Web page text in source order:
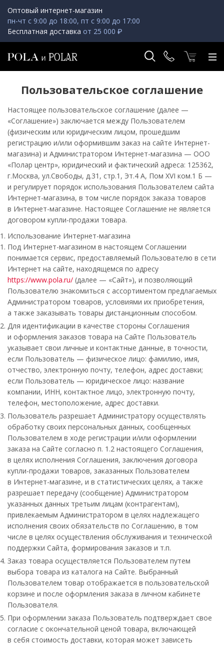
Оптовый интернет-магазин
пн-чт с 9:00 до 18:00, пт с 9:00 до 17:00
Бесплатная доставка от 25 000 ₽
Пользовательское соглашение
Настоящее пользовательское соглашение (далее —
«Соглашение») заключается между Пользователем
(физическим или юридическим лицом, прошедшим
регистрацию и/или оформившим заказ на сайте Интернет-
магазина) и Администратором Интернет-магазина — ООО
«Полар центр», юридический и фактический адреса: 125362,
г.Москва, ул.Свободы, д.31, стр.1, Эт.4 А, Пом XVI ком.1 Б —
и регулирует порядок использования Пользователем сайта
Интернет-магазина, в том числе порядок заказа товаров
в Интернет-магазине. Настоящее Соглашение не является
договором купли-продажи товара.
Использование Интернет-магазина
Под Интернет-магазином в настоящем Соглашении
понимается сервис, предоставляемый Пользователю в сети
Интернет на сайте, находящемся по адресу
https://www.pola.ru/ (далее — «Сайт»), и позволяющий
Пользователю знакомиться с ассортиментом предлагаемых
Администратором товаров, условиями их приобретения,
а также заказывать товары дистанционным способом.
Для идентификации в качестве стороны Соглашения
и оформления заказов товара на Сайте Пользователь
указывает свои личные и контактные данные, в точности,
если Пользователь — физическое лицо: фамилию, имя,
отчество, электронную почту, телефон, адрес доставки;
если Пользователь — юридическое лицо: название
компании, ИНН, контактное лицо, электронную почту,
телефон, местоположение, адрес доставки.
Пользователь разрешает Администратору осуществлять
обработку своих персональных данных, сообщенных
Пользователем в ходе регистрации и/или оформлении
заказа на Сайте согласно п. 1.2 настоящего Соглашения,
в целях исполнения Соглашения, заключения договора
купли-продажи товаров, заказанных Пользователем
в Интернет-магазине, и в статистических целях, а также
разрешает передачу (сообщение) Администратором
указанных данных третьим лицам (контрагентам),
привлекаемым Администратором в целях надлежащего
исполнения своих обязательств по Соглашению, в том
числе в целях осуществления обслуживания и технической
поддержки Сайта, формирования заказов и т.п.
Заказ товара осуществляется Пользователем путем
выбора товара из каталога на Сайте. Выбранный
Пользователем товар отображается в пользовательской
корзине и после оформления заказа в личном кабинете
Пользователя.
При оформлении заказа Пользователь подтверждает свое
согласие с окончательной ценой товара, включающей
в себя стоимость доставки, которая может зависеть